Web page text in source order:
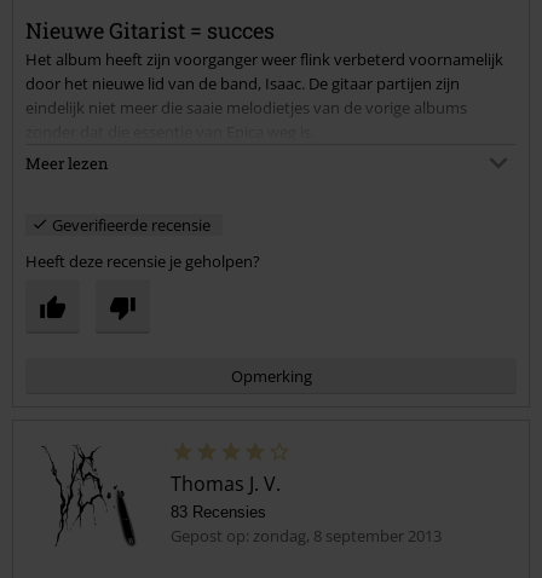
Nieuwe Gitarist = succes
Het album heeft zijn voorganger weer flink verbeterd voornamelijk
door het nieuwe lid van de band, Isaac. De gitaar partijen zijn
eindelijk niet meer die saaie melodietjes van de vorige albums
Dus als je de vorige albums van epica leuk vindt of je van symphonic
Meer lezen
Geverifieerde recensie
Heeft deze recensie je geholpen?
Opmerking
Thomas J. V.
83 Recensies
Gepost op: zondag, 8 september 2013